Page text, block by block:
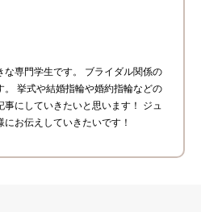
専門学生です。 ブライダル関係の
。 挙式や結婚指輪や婚約指輪などの
にしていきたいと思います！ ジュ
お伝えしていきたいです！